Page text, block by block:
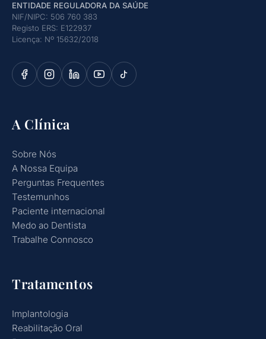
ENTIDADE REGULADORA DA SAÚDE
NIF/NIPC: 506 760 383
Registo ERS: E122937
Licença: Nº 15632/2018
A Clínica
Sobre Nós
A Nossa Equipa
Perguntas Frequentes
Testemunhos
Paciente internacional
Medo ao Dentista
Trabalhe Connosco
Tratamentos
Implantologia
Reabilitação Oral